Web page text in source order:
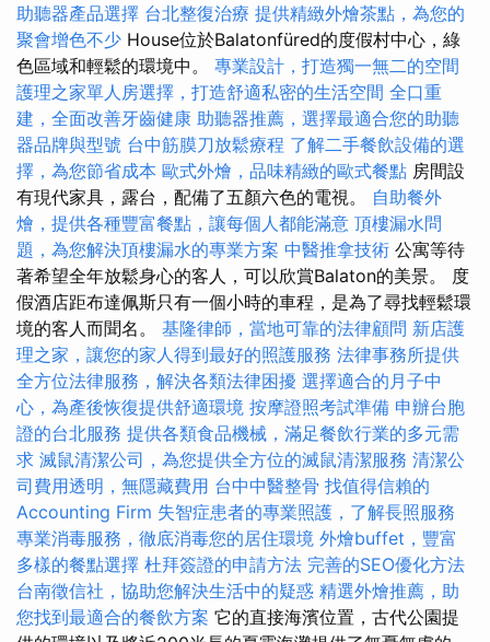
助聽器產品選擇 台北整復治療 提供精緻外燴茶點，為您的
聚會增色不少 House位於Balatonfüred的度假村中心，綠
色區域和輕鬆的環境中。 專業設計，打造獨一無二的空間
護理之家單人房選擇，打造舒適私密的生活空間 全口重
建，全面改善牙齒健康 助聽器推薦，選擇最適合您的助聽
器品牌與型號 台中筋膜刀放鬆療程 了解二手餐飲設備的選
擇，為您節省成本 歐式外燴，品味精緻的歐式餐點 房間設
有現代家具，露台，配備了五顏六色的電視。 自助餐外
燴，提供各種豐富餐點，讓每個人都能滿意 頂樓漏水問
題，為您解決頂樓漏水的專業方案 中醫推拿技術 公寓等待
著希望全年放鬆身心的客人，可以欣賞Balaton的美景。 度
假酒店距布達佩斯只有一個小時的車程，是為了尋找輕鬆環
境的客人而聞名。 基隆律師，當地可靠的法律顧問 新店護
理之家，讓您的家人得到最好的照護服務 法律事務所提供
全方位法律服務，解決各類法律困擾 選擇適合的月子中
心，為產後恢復提供舒適環境 按摩證照考試準備 申辦台胞
證的台北服務 提供各類食品機械，滿足餐飲行業的多元需
求 滅鼠清潔公司，為您提供全方位的滅鼠清潔服務 清潔公
司費用透明，無隱藏費用 台中中醫整骨 找值得信賴的
Accounting Firm 失智症患者的專業照護，了解長照服務
專業消毒服務，徹底消毒您的居住環境 外燴buffet，豐富
多樣的餐點選擇 杜拜簽證的申請方法 完善的SEO優化方法
台南徵信社，協助您解決生活中的疑惑 精選外燴推薦，助
您找到最適合的餐飲方案 它的直接海濱位置，古代公園提